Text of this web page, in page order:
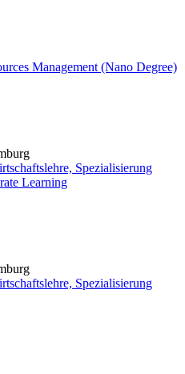
Management (Nano Degree)
Spezialisierung
Learning
Spezialisierung